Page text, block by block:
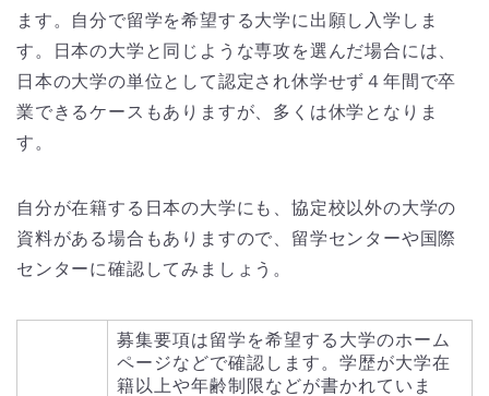
ます。自分で留学を希望する大学に出願し入学しま
す。日本の大学と同じような専攻を選んだ場合には、
日本の大学の単位として認定され休学せず４年間で卒
業できるケースもありますが、多くは休学となりま
す。
自分が在籍する日本の大学にも、協定校以外の大学の
資料がある場合もありますので、留学センターや国際
センターに確認してみましょう。
募集要項は留学を希望する大学のホーム
ページなどで確認します。学歴が大学在
籍以上や年齢制限などが書かれていま